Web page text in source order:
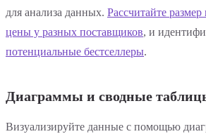
для анализа данных. Рассчитайте
цены у разных поставщиков, и
потенциальные бестселлеры.
Диаграммы и сводные
Визуализируйте данные с помощью